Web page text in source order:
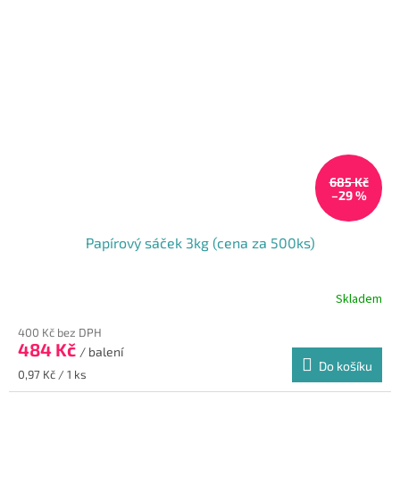
685 Kč
–29 %
Papírový sáček 3kg (cena za 500ks)
produktu
je
5,0
Skladem
400 Kč bez DPH
484 Kč / balení
Měrná
cena:
0,97 Kč / 1 ks
Do košíku